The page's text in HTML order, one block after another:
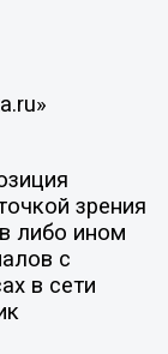
зрения
либо ином
с
в сети